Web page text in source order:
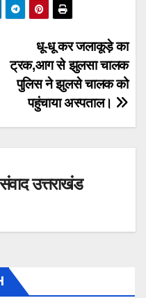
धू-धू कर जलाकूड़े का
ट्रक,आग से झुलसा चालक
पुलिस ने झुलसे चालक को
पहुंचाया अस्पताल।
उत्तराखंड